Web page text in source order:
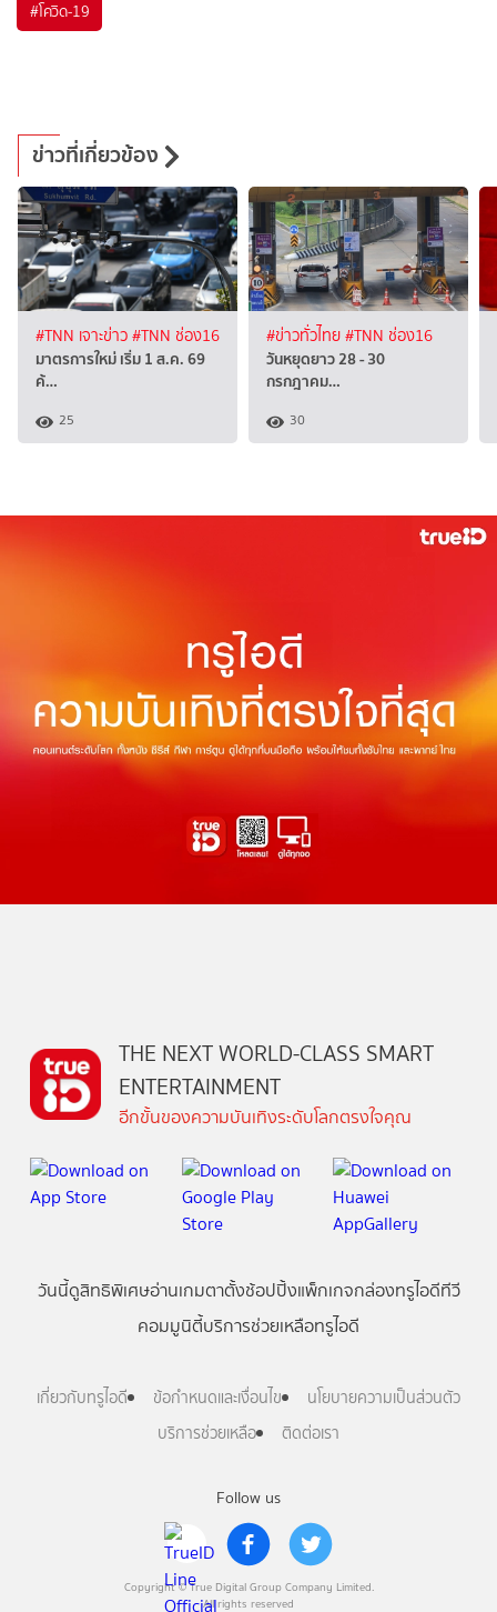
#โควิด-19
ข่าวที่เกี่ยวข้อง
#TNN เจาะข่าว#TNN ช่อง16
มาตรการใหม่ เริ่ม 1 ส.ค. 69
ค้…
25
#ข่าวทั่วไทย#TNN ช่อง16
วันหยุดยาว 28 - 30
กรกฎาคม…
30
Follow us
Copyright © True Digital Group Company Limited.
All rights reserved
THE NEXT WORLD-CLASS SMART
ENTERTAINMENT
อีกขั้นของความบันเทิงระดับโลกตรงใจคุณ
วันนี้ดูสิทธิพิเศษอ่านเกมตาตั้งช้อปปิ้งแพ็กเกจกล่องทรูไอดีทีวี
คอมมูนิตี้บริการช่วยเหลือทรูไอดี
เกี่ยวกับทรูไอดี ข้อกำหนดและเงื่อนไข
นโยบายความเป็นส่วนตัว
บริการช่วยเหลือ
ติดต่อเรา